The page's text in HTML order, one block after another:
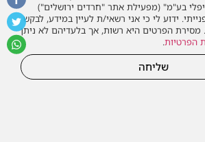
בע"מ" (מפעילת אתר "חרדים ירושלים")
ידוע לי כי אני רשאי/ת לעיין במידע, לבקש
מסירת הפרטים היא רשות, אך בלעדיהם לא ניתן
הפרטיות.
שליחה